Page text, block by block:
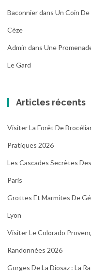
Baconnierdans Un Coin
Cèze
Admin dans Une
Le Gard
Articles récents
Visiter La Forêt De
Pratiques 2026
Les Cascades Secrètes
Paris
Grottes Et Marmites De
Lyon
Visiter Le Colorado
Randonnées 2026
Gorges De La Diosaz : La